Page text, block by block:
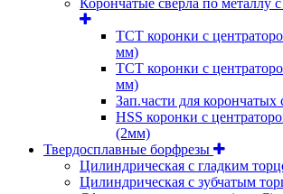
ТСТ коронки с
мм)
ТСТ коронки с
мм)
Зап.части для корончатых
HSS коронки с
(2мм)
Твердосплавные борфрезы
Цилиндрическая с гладким
Цилиндрическая с зубчатым